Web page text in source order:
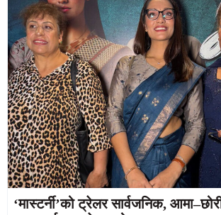
‘मास्टर्नी’को ट्रेलर सार्वजनिक,